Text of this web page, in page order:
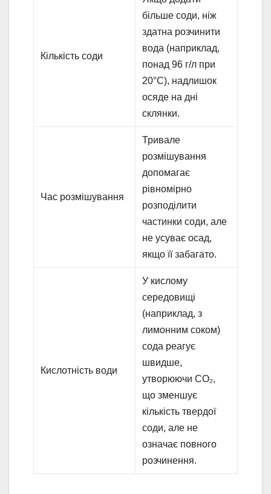
Кількість соди
більше соди, ніж
здатна розчинити
вода (наприклад,
понад 96 г/л при
20°C), надлишок
осяде на дні
склянки.
Час розмішування
Тривале
розмішування
допомагає
рівномірно
розподілити
частинки соди, але
не усуває осад,
якщо її забагато.
Кислотність води
У кислому
середовищі
(наприклад, з
лимонним соком)
сода реагує
швидше,
утворюючи CO₂,
що зменшує
кількість твердої
соди, але не
означає повного
розчинення.